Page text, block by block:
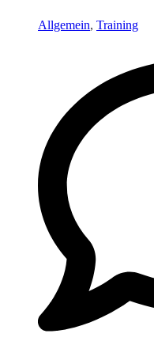
Allgemein, Training